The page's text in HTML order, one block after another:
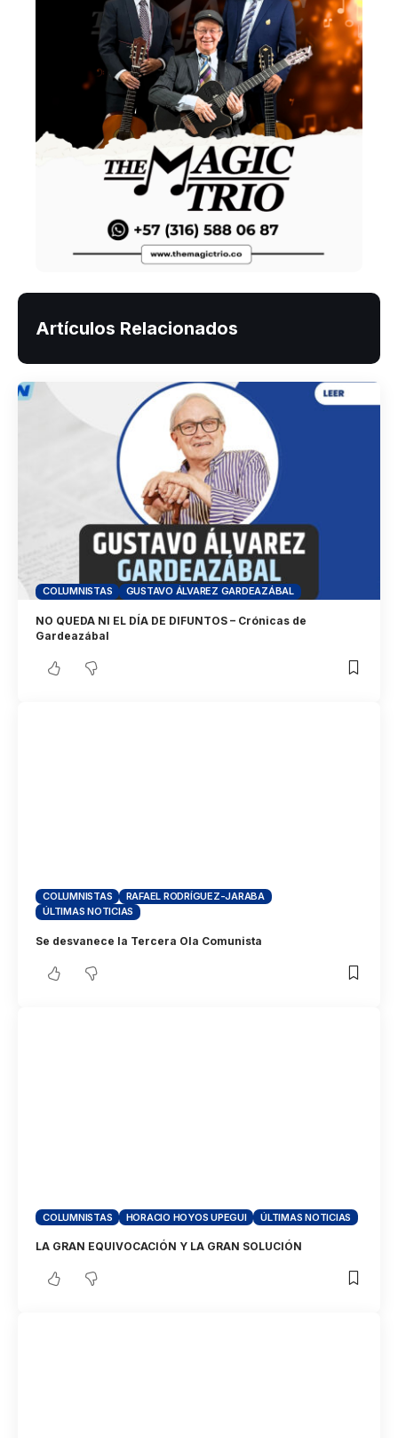
Artículos Relacionados
COLUMNISTAS GUSTAVO ÁLVAREZ GARDEAZÁBAL
NO QUEDA NI EL DÍA DE DIFUNTOS – Crónicas de
Gardeazábal
COLUMNISTAS
RAFAEL RODRÍGUEZ-JARABA
ÚLTIMAS NOTICIAS
Se desvanece la Tercera Ola Comunista
COLUMNISTAS HORACIO HOYOS UPEGUI ÚLTIMAS NOTICIAS
LA GRAN EQUIVOCACIÓN Y LA GRAN SOLUCIÓN